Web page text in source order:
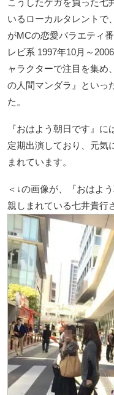
こうしたケガを負った七
いるローカルタレントで
がMCの恋愛バラエティ
レビ系 1997年10月～
ャラクターで注目を集め
の人間マンダラ』といっ
た。
『おはよう朝日です』
定期出演しており、元気
まれています。
＜↓の画像が、『おはよ
親しまれている七井貴行